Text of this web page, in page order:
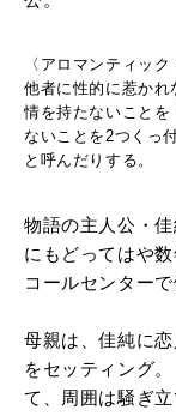
〈アロマンティッ
他者に性的に惹か
情を持たないこと
ないことを2つくっ
と呼んだりする。
物語の主人公・
にもどってはや数
コールセンター
母親は、佳純に
をセッティング
て、周囲は騒ぎ立